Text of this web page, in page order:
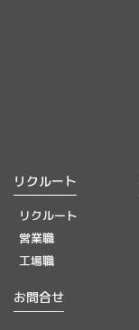
リクルート
リクルート
営業職
工場職
お問合せ